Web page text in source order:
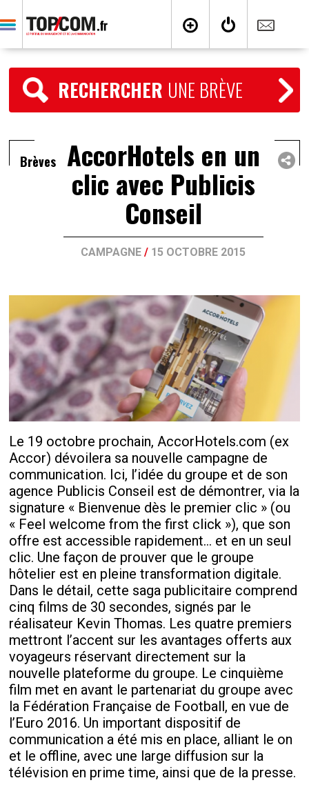
RECHERCHER UNE BRÈVE
Brèves AccorHotels en un
clic avec Publicis
Conseil
CAMPAGNE / 15 OCTOBRE 2015
Le 19 octobre prochain, AccorHotels.com (ex
Accor) dévoilera sa nouvelle campagne de
communication. Ici, l’idée du groupe et de son
agence Publicis Conseil est de démontrer, via la
signature « Bienvenue dès le premier clic » (ou
« Feel welcome from the first click »), que son
offre est accessible rapidement… et en un seul
clic. Une façon de prouver que le groupe
hôtelier est en pleine transformation digitale.
Dans le détail, cette saga publicitaire comprend
cinq films de 30 secondes, signés par le
réalisateur Kevin Thomas. Les quatre premiers
mettront l’accent sur les avantages offerts aux
voyageurs réservant directement sur la
nouvelle plateforme du groupe. Le cinquième
film met en avant le partenariat du groupe avec
la Fédération Française de Football, en vue de
l’Euro 2016. Un important dispositif de
communication a été mis en place, alliant le on
et le offline, avec une large diffusion sur la
télévision en prime time, ainsi que de la presse.